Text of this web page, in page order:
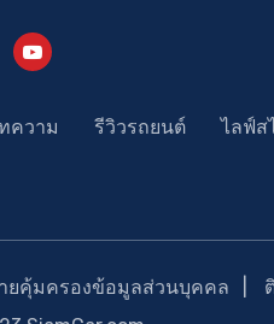
ความ รีวิวรถยนต์ ไลฟ์ส
ยคุ้มครองข้อมูลส่วนบุคคล